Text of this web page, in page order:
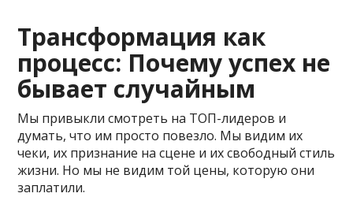
Трансформация как
процесс: Почему успех не
бывает случайным
Мы привыкли смотреть на ТОП-лидеров и
думать, что им просто повезло. Мы видим их
чеки, их признание на сцене и их свободный стиль
жизни. Но мы не видим той цены, которую они
заплатили.